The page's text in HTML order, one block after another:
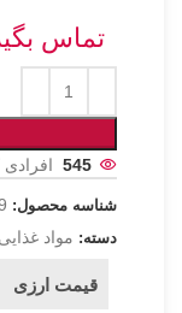
تماس
545
شناسه محصول:
دسته: مواد
قیمت ارزی